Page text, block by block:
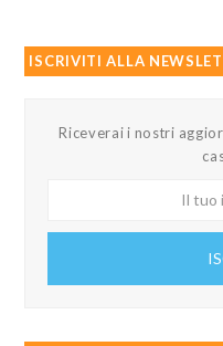
ISCRIVITI ALLA
Riceverai i nostri